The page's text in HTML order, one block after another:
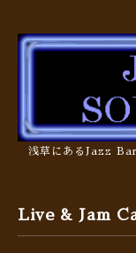
浅草にあるJazz
Live & Jam